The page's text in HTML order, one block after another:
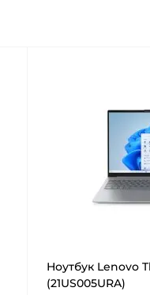
Ноутбук Lenovo
(21US005URA)